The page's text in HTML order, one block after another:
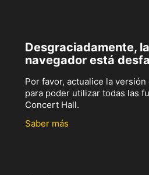
Desgraciadamente,
navegador está
Por favor, actualice la
para poder utilizar todas las
Concert Hall.
Saber más